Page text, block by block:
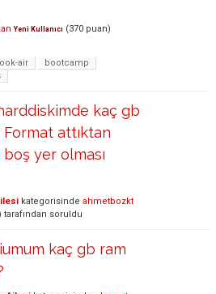
Yeni Kullanıcı (370 puan)
air
bootcamp
kaç gb
attıktan
yer olması
kategorisinde ahmetbozkt
tarafından soruldu
kaç gb ram